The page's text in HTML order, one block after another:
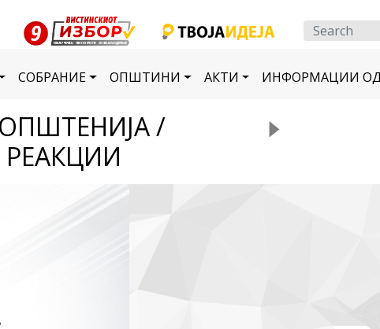
СОБРАНИЕ ОПШТИНИ АКТИ ИНФОРМАЦИИ ОД
/
РЕАКЦИИ